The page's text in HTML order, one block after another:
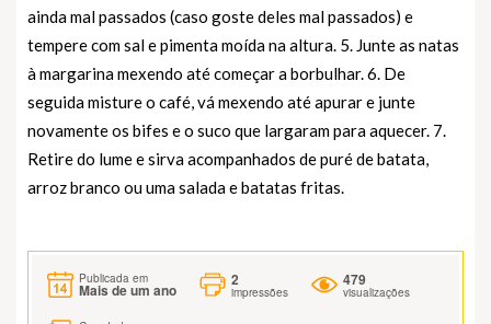
ainda mal passados (caso goste deles mal passados) e
tempere com sal e pimenta moída na altura. 5. Junte as natas
à margarina mexendo até começar a borbulhar. 6. De
seguida misture o café, vá mexendo até apurar e junte
novamente os bifes e o suco que largaram para aquecer. 7.
Retire do lume e sirva acompanhados de puré de batata,
arroz branco ou uma salada e batatas fritas.
Publicada em
Mais de um ano
2
impressões
479
visualizações